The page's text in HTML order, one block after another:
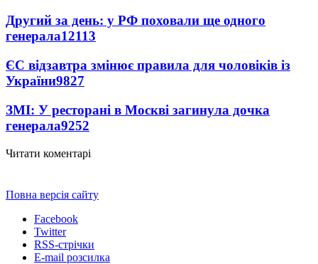
Другий за день: у РФ поховали ще одного
генерала12113
ЄС відзавтра змінює правила для чоловіків із
України9827
ЗМІ: У ресторані в Москві загинула дочка
генерала9252
Читати коментарі
Повна версія сайту
Facebook
Twitter
RSS-стрічки
E-mail розсилка